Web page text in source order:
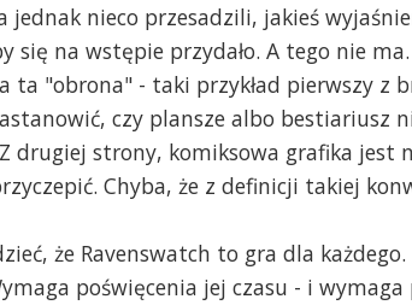
jednak nieco przesadzili, jakieś
się na wstępie przydało. A tego nie
ta "obrona" - taki przykład pierwszy z
czy plansze albo bestiariusz
drugiej strony, komiksowa grafika jest
Chyba, że z definicji takiej
że Ravenswatch to gra dla
poświęcenia jej czasu - i